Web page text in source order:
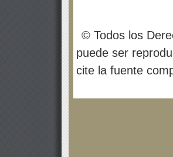
© Todos los
puede ser
cite la fuente